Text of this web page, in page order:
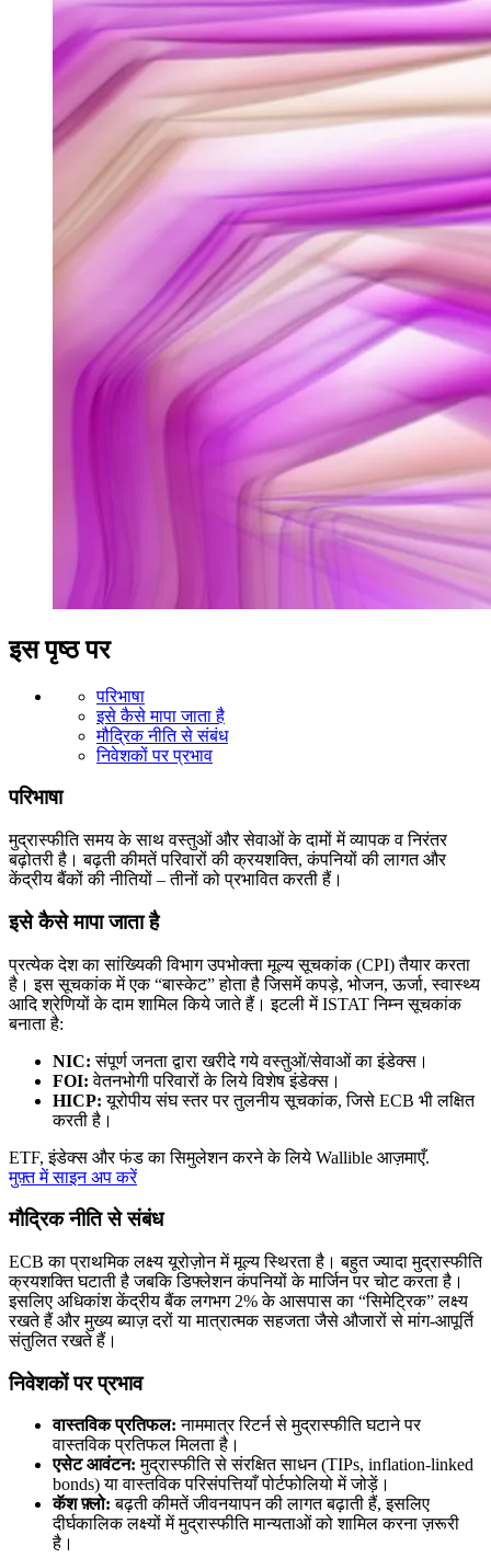
इस पृष्ठ पर
परिभाषा
इसे कैसे मापा जाता है
मौद्रिक नीति से संबंध
निवेशकों पर प्रभाव
परिभाषा
मुद्रास्फीति समय के साथ वस्तुओं और सेवाओं के दामों में व्यापक व निरंतर
बढ़ोतरी है। बढ़ती कीमतें परिवारों की क्रयशक्ति, कंपनियों की लागत और
केंद्रीय बैंकों की नीतियों – तीनों को प्रभावित करती हैं।
इसे कैसे मापा जाता है
प्रत्येक देश का सांख्यिकी विभाग उपभोक्ता मूल्य सूचकांक (CPI) तैयार करता
है। इस सूचकांक में एक “बास्केट” होता है जिसमें कपड़े, भोजन, ऊर्जा, स्वास्थ्य
आदि श्रेणियों के दाम शामिल किये जाते हैं। इटली में ISTAT निम्न सूचकांक
बनाता है:
NIC: संपूर्ण जनता द्वारा खरीदे गये वस्तुओं/सेवाओं का इंडेक्स।
FOI: वेतनभोगी परिवारों के लिये विशेष इंडेक्स।
HICP: यूरोपीय संघ स्तर पर तुलनीय सूचकांक, जिसे ECB भी लक्षित
करती है।
ETF, इंडेक्स और फंड का सिमुलेशन करने के लिये Wallible आज़माएँ.
मुफ़्त में साइन अप करें
मौद्रिक नीति से संबंध
ECB का प्राथमिक लक्ष्य यूरोज़ोन में मूल्य स्थिरता है। बहुत ज्यादा मुद्रास्फीति
क्रयशक्ति घटाती है जबकि डिफ्लेशन कंपनियों के मार्जिन पर चोट करता है।
इसलिए अधिकांश केंद्रीय बैंक लगभग 2% के आसपास का “सिमेट्रिक” लक्ष्य
रखते हैं और मुख्य ब्याज़ दरों या मात्रात्मक सहजता जैसे औजारों से मांग-आपूर्ति
संतुलित रखते हैं।
निवेशकों पर प्रभाव
वास्तविक प्रतिफल: नाममात्र रिटर्न से मुद्रास्फीति घटाने पर
वास्तविक प्रतिफल मिलता है।
एसेट आवंटन: मुद्रास्फीति से संरक्षित साधन (TIPs, inflation-linked
bonds) या वास्तविक परिसंपत्तियाँ पोर्टफोलियो में जोड़ें।
कॅश फ़्लो: बढ़ती कीमतें जीवनयापन की लागत बढ़ाती हैं, इसलिए
दीर्घकालिक लक्ष्यों में मुद्रास्फीति मान्यताओं को शामिल करना ज़रूरी
है।